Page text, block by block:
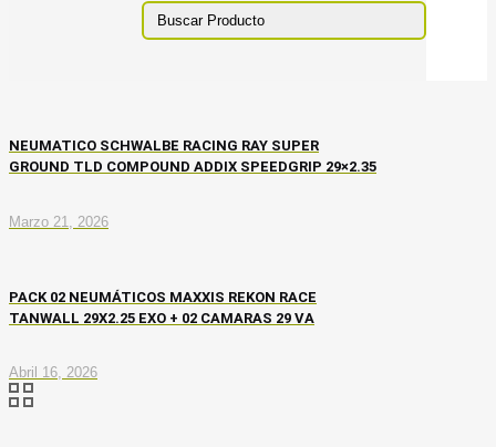
NEUMATICO SCHWALBE RACING RAY SUPER
GROUND TLD COMPOUND ADDIX SPEEDGRIP 29×2.35
Marzo 21, 2026
PACK 02 NEUMÁTICOS MAXXIS REKON RACE
TANWALL 29X2.25 EXO + 02 CAMARAS 29 VA
Abril 16, 2026